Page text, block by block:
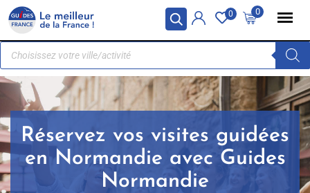
Panneau de gestion des cookies 0
0
Réservez vos visites guidées
en Normandie avec Guides
Normandie